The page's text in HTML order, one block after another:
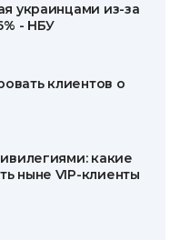
украинцами из-за
- НБУ
клиентов о
какие
ныне VIP-клиенты